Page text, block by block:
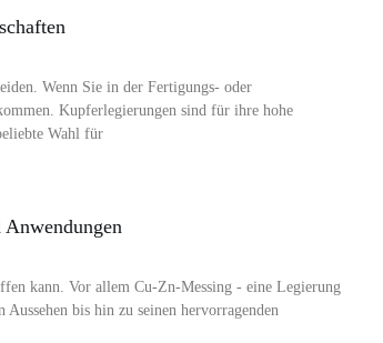
Wenn Sie in der Fertigungs- oder
Kupferlegierungen sind für ihre hohe
Wahl für
kann. Vor allem Cu-Zn-Messing - eine Legierung
bis hin zu seinen hervorragenden